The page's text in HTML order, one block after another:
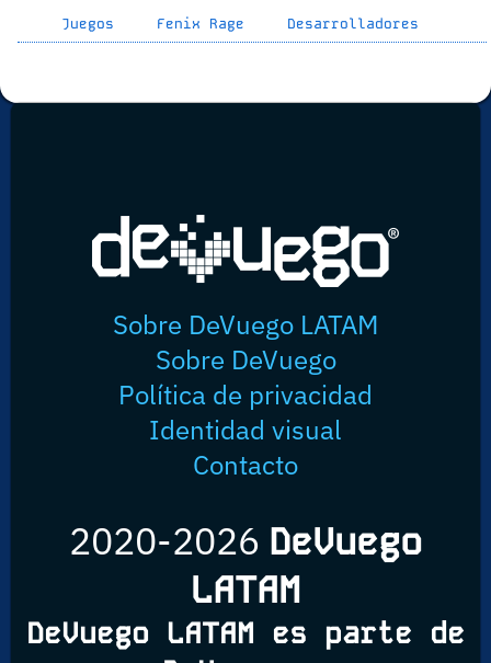
Juegos Fenix Rage Desarrolladores
Sobre DeVuego LATAM
Sobre DeVuego
Política de privacidad
Identidad visual
Contacto
2020-2026 DeVuego
LATAM
DeVuego LATAM es parte de